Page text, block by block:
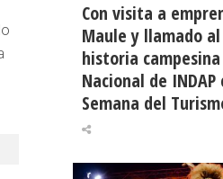
Con visita a
Maule y llamado
historia
Nacional de
Semana del